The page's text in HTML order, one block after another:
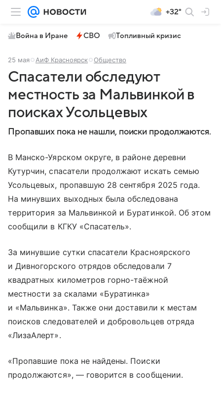
+32°
Война в Иране СВО Топливный кризис
25 мая АиФ Красноярск Общество
Спасатели обследуют
местность за Мальвинкой в
поисках Усольцевых
Пропавших пока не нашли, поиски продолжаются.
В Манско-Уярском округе, в районе деревни
Кутурчин, спасатели продолжают искать семью
Усольцевых, пропавшую 28 сентября 2025 года.
На минувших выходных была обследована
территория за Мальвинкой и Буратинкой. Об этом
сообщили в КГКУ «Спасатель».
За минувшие сутки спасатели Красноярского
и Дивногорского отрядов обследовали 7
квадратных километров горно-таёжной
местности за скалами «Буратинка»
и «Мальвинка». Также они доставили к местам
поисков следователей и добровольцев отряда
«ЛизаАлерт».
«Пропавшие пока не найдены. Поиски
продолжаются», — говорится в сообщении.